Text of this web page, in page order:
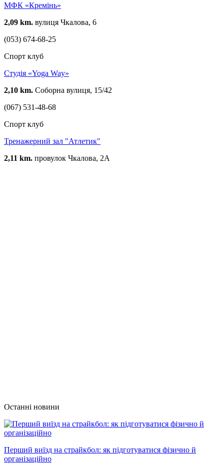
МФК «Кремінь»
2,09 km. вулиця Чкалова, 6
(053) 674-68-25
Спорт клуб
Студія «Yoga Way»
2,10 km. Соборна вулиця, 15/42
(067) 531-48-68
Спорт клуб
Тренажерний зал "Атлетик"
2,11 km. провулок Чкалова, 2А
Останні новини
Перший виїзд на страйкбол: як підготуватися фізично й
організаційно